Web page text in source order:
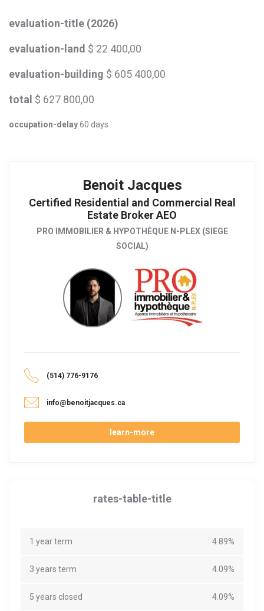
evaluation-title (2026)
evaluation-land $ 22 400,00
evaluation-building $ 605 400,00
total $ 627 800,00
occupation-delay60 days
Benoit Jacques
Certified Residential and Commercial Real
Estate Broker AEO
PRO IMMOBILIER & HYPOTHÈQUE N-PLEX (SIEGE
SOCIAL)
(514) 776-9176
info@benoitjacques.ca
learn-more
rates-table-title
1 year term 4.89%
3 years term 4.09%
5 years closed 4.09%